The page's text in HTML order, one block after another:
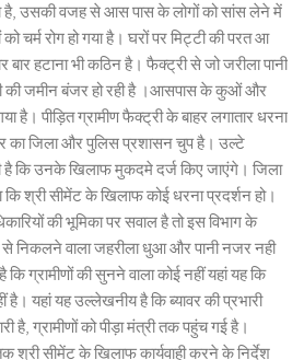
उसकी वजह से आस पास के लोगों को सांस लेने में
चर्म रोग हो गया है। घरों पर मिट्टी की परत आ
बार हटाना भी कठिन है। फैक्ट्री से जो जरीला पानी
की जमीन बंजर हो रही है ।आसपास के कुओं और
है। पीड़ित ग्रामीण फैक्ट्री के बाहर लगातार धरना
का जिला और पुलिस प्रशासन चुप है। उल्टे
है कि उनके खिलाफ मुकदमे दर्ज किए जाएंगे। जिला
श्री सीमेंट के खिलाफ कोई धरना प्रदर्शन हो।
की भूमिका पर सवाल है तो इस विभाग के
निकलने वाला जहरीला धुआ और पानी नजर नही
ग्रामीणों की सुनने वाला कोई नहीं यहां यह कि
है। यहां यह उल्लेखनीय है कि ब्यावर की प्रभारी
है, ग्रामीणों को पीड़ा मंत्री तक पहुंच गई है।
श्री सीमेंट के खिलाफ कार्यवाही करने के निर्देश